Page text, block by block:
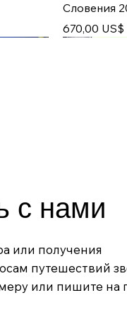
Словения
Цена
670,00 US$
–
Франция –
– Германия
Цена
1 020,00
Цена
1 175,00 US$
с нами
или получения
путешествий
или пишите на